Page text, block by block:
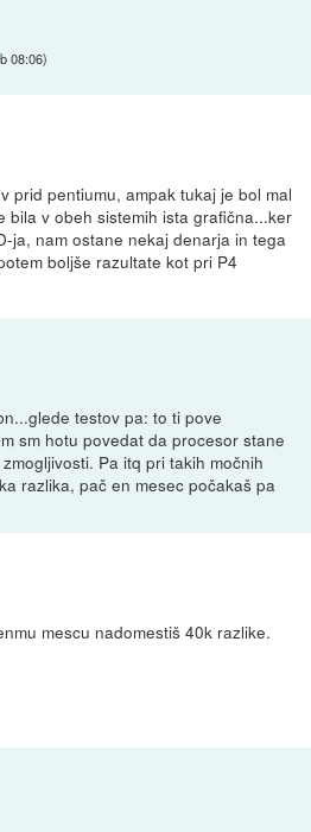
08:06)
prid pentiumu, ampak tukaj je bol mal
bila v obeh sistemih ista grafična...ker
ja, nam ostane nekaj denarja in tega
boljše razultate kot pri P4
testov pa: to ti pove
sm hotu povedat da procesor stane
Pa itq pri takih močnih
razlika, pač en mesec počakaš pa
mescu nadomestiš 40k razlike.